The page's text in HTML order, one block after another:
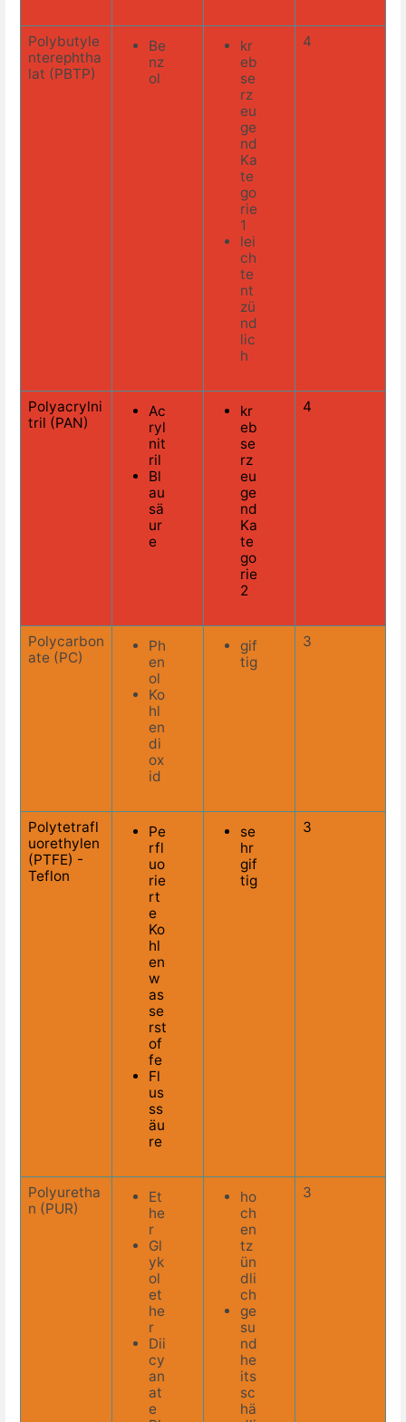
Polybutyle
nterephtha
lat (PBTP)
Be
nz
ol
kr
eb
se
rz
eu
ge
nd
Ka
te
go
rie
1
lei
ch
te
nt
zü
nd
lic
h
4
Polyacrylni
tril (PAN)
Ac
ryl
nit
ril
Bl
au
sä
ur
e
kr
eb
se
rz
eu
ge
nd
Ka
te
go
rie
2
4
Polycarbon
ate (PC)
Ph
en
ol
Ko
hl
en
di
ox
id
gif
tig
3
Polytetrafl
uorethylen
(PTFE) -
Teflon
Pe
rfl
uo
rie
rt
e
Ko
hl
en
w
as
se
rst
of
fe
Fl
us
ss
äu
re
se
hr
gif
tig
3
Polyuretha
n (PUR)
Et
he
r
Gl
yk
ol
et
he
r
Dii
cy
an
at
e
ho
ch
en
tz
ün
dli
ch
ge
su
nd
he
its
sc
hä
3